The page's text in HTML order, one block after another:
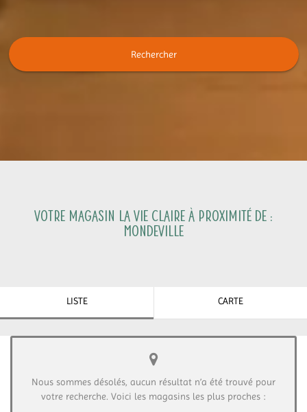
Rechercher
Votre magasin La Vie Claire à proximité de :
Mondeville
LISTE CARTE
Nous sommes désolés, aucun résultat n’a été trouvé pour
votre recherche. Voici les magasins les plus proches :